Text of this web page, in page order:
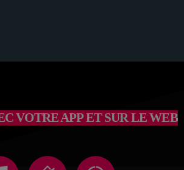
VOTRE APP ET SUR LE WEB